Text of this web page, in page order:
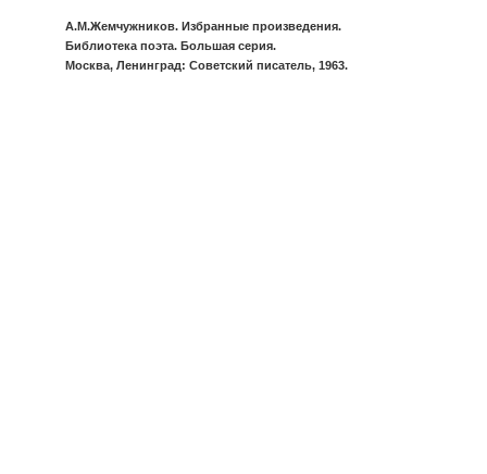
А.М.Жемчужников. Избранные произведения.
Библиотека поэта. Большая серия.
Москва, Ленинград: Советский писатель, 1963.